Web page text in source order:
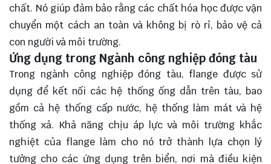
chất. Nó giúp đảm bảo rằng các chất hóa học được vận
chuyển một cách an toàn và không bị rò rỉ, bảo vệ cả
con người và môi trường.
Ứng dụng trong Ngành công nghiệp đóng tàu
Trong ngành công nghiệp đóng tàu, flange được sử
dụng để kết nối các hệ thống ống dẫn trên tàu, bao
gồm cả hệ thống cấp nước, hệ thống làm mát và hệ
thống xả. Khả năng chịu áp lực và môi trường khắc
nghiệt của flange làm cho nó trở thành lựa chọn lý
tưởng cho các ứng dụng trên biển, nơi mà điều kiện